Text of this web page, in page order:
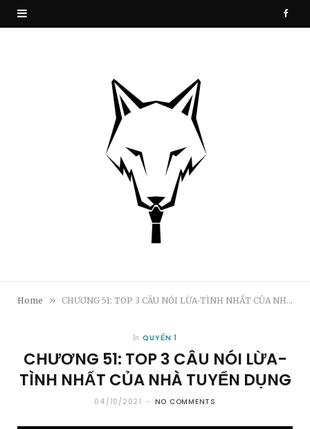
F
Home » CHƯƠNG 51: TOP 3 CÂU NÓI LỪA-TÌNH NHẤT CỦA NHÀ TUYỂN DỤNG
In QUYỂN 1
CHƯƠNG 51: TOP 3 CÂU NÓI LỪA-
TÌNH NHẤT CỦA NHÀ TUYỂN DỤNG
04/10/2021 NO COMMENTS